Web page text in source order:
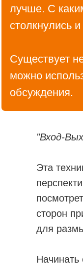
лучше. С
столкнулись
Существует
можно
обсуждения.
"Вход-
Эта
сторон
для
Начинать